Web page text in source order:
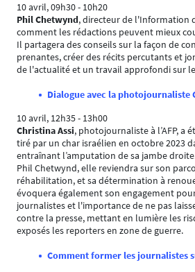
10 avril, 09h30 - 10h20
Phil Chetwynd, directeur de l'Information
comment les rédactions peuvent mieux
Il partagera des conseils sur la façon de
prenantes, créer des récits percutants et
de l'actualité et un travail approfondi sur
Dialogue avec la photojournaliste
10 avril, 12h35 - 13h00
Christina Assi, photojournaliste à l’AFP, a
tiré par un char israélien en octobre 2023
entraînant l’amputation de sa jambe
Phil Chetwynd, elle reviendra sur son
réhabilitation, et sa détermination à
évoquera également son engagement
journalistes et l'importance de ne pas
contre la presse, mettant en lumière les
exposés les reporters en zone de guerre.
Comment former les journalistes